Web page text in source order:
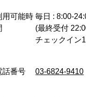
用可能時 毎日 : 8:00-
(最終受付
チェックイン
話番号 03-6824-9410